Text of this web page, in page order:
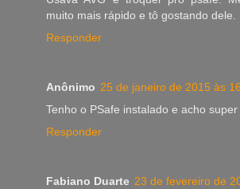
muito mais rápido e tô gostando dele.
Responder
Anônimo 25 de janeiro de 2015 às
Tenho o PSafe instalado e acho super
Responder
Fabiano Duarte 23 de fevereiro de